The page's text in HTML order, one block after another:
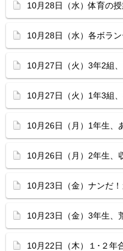
10月28日（水）体育の
10月28日（水）各ボラ
10月27日（火）3年2組
10月27日（火）1年3組
10月26日（月）1年生、
10月26日（月）2年生、
10月23日（金）ナンだ！
10月23日（金）3年生、
10月22日（木）１･２年